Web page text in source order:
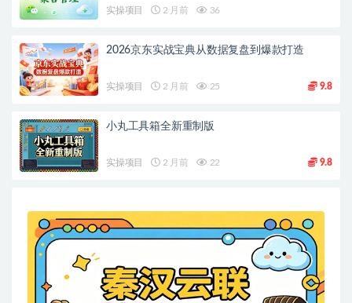
实操项目 2 月前 36
2026京东实战宝典从数据复盘到爆款打造
实操项目 2 月前 25 9.8
小丸工具箱全新重制版
实操项目 2 月前 22 9.8